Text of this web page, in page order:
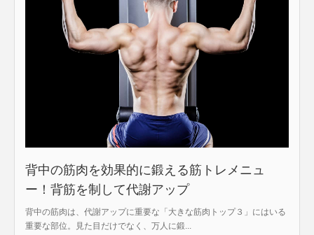
背中の筋肉を効果的に鍛える筋トレメニュ
ー！背筋を制して代謝アップ
背中の筋肉は、代謝アップに重要な「大きな筋肉トップ３」にはいる
重要な部位。見た目だけでなく、万人に鍛...